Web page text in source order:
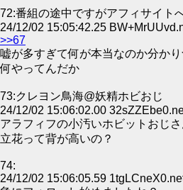
72:番組の途中ですがアフィサイト
24/12/02 15:05:42.25
>>67
嘘が多すぎて何が本当なのか分か
何やってんだか
73:クレヨン鳥海@妖精ホビおじ
24/12/02 15:06:02.00
アラフィフの小汚いホビットおじ
立花って背が高いの？
74:
24/12/02 15:06:05.59